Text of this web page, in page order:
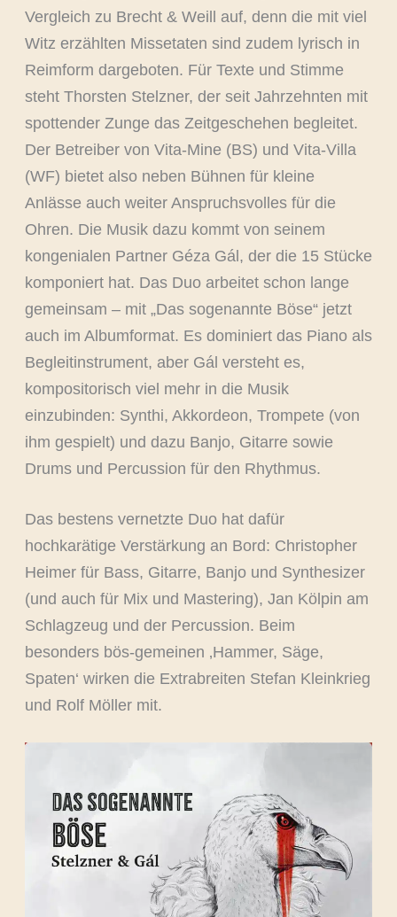
Vergleich zu Brecht & Weill auf, denn die mit viel
Witz erzählten Missetaten sind zudem lyrisch in
Reimform dargeboten. Für Texte und Stimme
steht Thorsten Stelzner, der seit Jahrzehnten mit
spottender Zunge das Zeitgeschehen begleitet.
Der Betreiber von Vita-Mine (BS) und Vita-Villa
(WF) bietet also neben Bühnen für kleine
Anlässe auch weiter Anspruchsvolles für die
Ohren. Die Musik dazu kommt von seinem
kongenialen Partner Géza Gál, der die 15 Stücke
komponiert hat. Das Duo arbeitet schon lange
gemeinsam – mit „Das sogenannte Böse“ jetzt
auch im Albumformat. Es dominiert das Piano als
Begleitinstrument, aber Gál versteht es,
kompositorisch viel mehr in die Musik
einzubinden: Synthi, Akkordeon, Trompete (von
ihm gespielt) und dazu Banjo, Gitarre sowie
Drums und Percussion für den Rhythmus.
Das bestens vernetzte Duo hat dafür
hochkarätige Verstärkung an Bord: Christopher
Heimer für Bass, Gitarre, Banjo und Synthesizer
(und auch für Mix und Mastering), Jan Kölpin am
Schlagzeug und der Percussion. Beim
besonders bös-gemeinen ‚Hammer, Säge,
Spaten‘ wirken die Extrabreiten Stefan Kleinkrieg
und Rolf Möller mit.